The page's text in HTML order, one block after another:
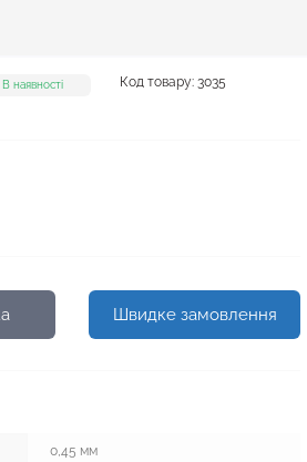
Код товару: 3035
В наявності
Швидке замовлення
0,45 мм